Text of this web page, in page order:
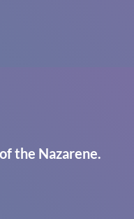
the Nazarene.